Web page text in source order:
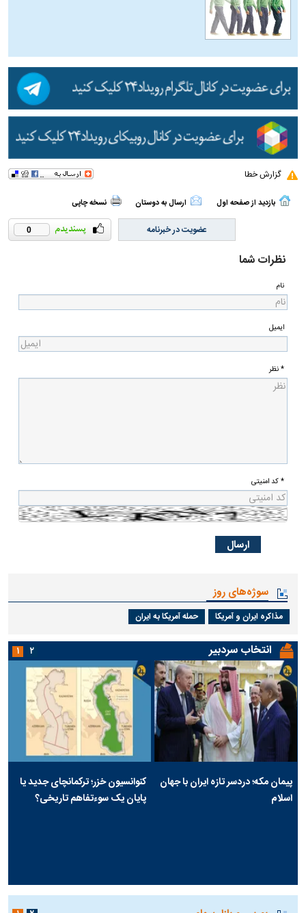
گزارش خطا
بازدید از صفحه اول ارسال به دوستان نسخه چاپی
0 عضویت در خبرنامه
نظرات شما
نام
ایمیل
* نظر
* کد امنیتی
سوژه‌های روز
مذاکره ایران و آمریکا حمله آمریکا به ایران
انتخاب سردبیر
پیمان مکه؛ دردسر تازه ایران با جهان
اسلام
کنوانسیون خزر؛ ترکمانچای جدید یا
پایان یک سوءتفاهم تاریخی؟
۱ ۲